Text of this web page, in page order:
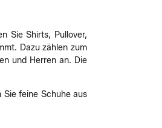
Sie Shirts, Pullover,
Dazu zählen zum
und Herren an. Die
Sie feine Schuhe aus